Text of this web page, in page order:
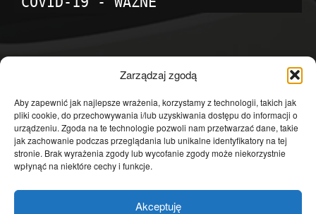
Zarządzaj zgodą
Aby zapewnić jak najlepsze wrażenia, korzystamy z technologii, takich jak
pliki cookie, do przechowywania i/lub uzyskiwania dostępu do informacji o
urządzeniu. Zgoda na te technologie pozwoli nam przetwarzać dane, takie
jak zachowanie podczas przeglądania lub unikalne identyfikatory na tej
stronie. Brak wyrażenia zgody lub wycofanie zgody może niekorzystnie
wpłynąć na niektóre cechy i funkcje.
Akceptuję
Temat dnia
4601
Publicystyka
4363
Polityka
3639
Polska
Społeczeństwo
2823